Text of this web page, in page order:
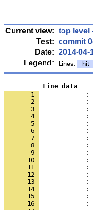
Current view: top level
Test: commit
Date: 2014-04-
Legend:
Lines: hit
Line data
       1
:
       2
       3
       4
       5
       6
       7
       8
       9
      10
      11
      12
      13
      14
      15
      16